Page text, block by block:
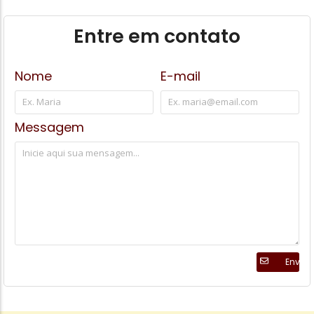
Entre em contato
Nome E-mail
Messagem
Enviar